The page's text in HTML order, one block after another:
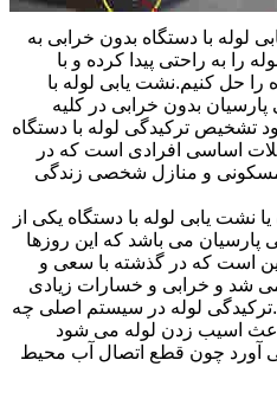
لوله با دستگاه بدون خرابی به
را به راحتی پیدا کرده و با
حل کنیم.نشت یابی لوله با
بدون خرابی در کلیه
تشخیص ترکیدگی لوله با دستگاه
اساسی افرادی است که در
مسکونی و منازل شخصی زندگی
نشت یابی لوله با دستگاه یکی از
می باشد که این روزها
این است که در گذشته با سعی و
شد و خرابی و خسارات زیادی
لوله در سیستم اصلی چه
اسیب زدن لوله می شود
آورد چون قطع اتصال آب محیط